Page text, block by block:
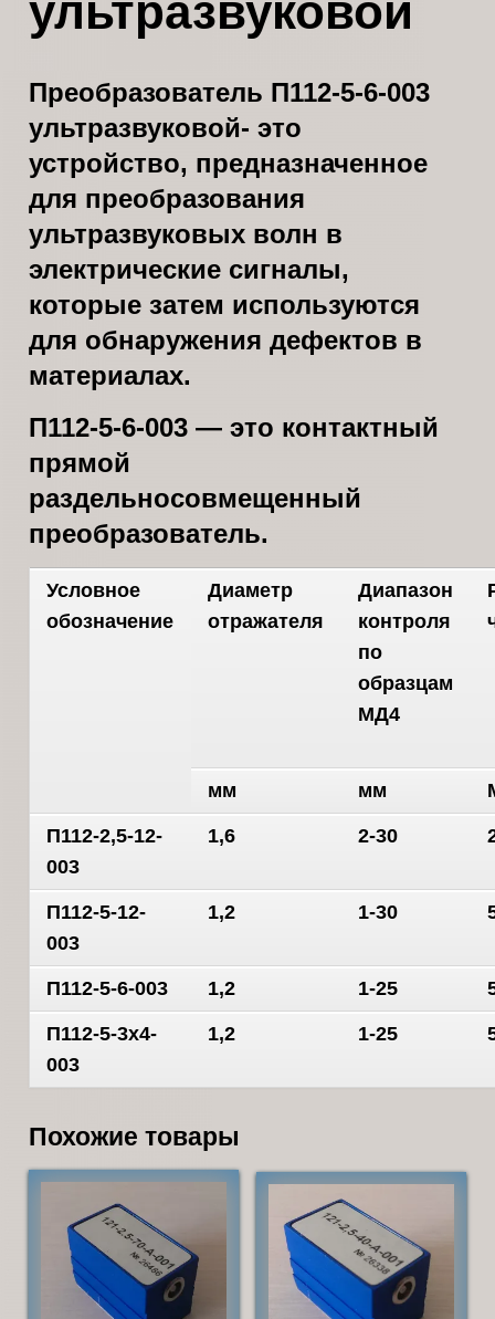
ультразвуковой
Преобразователь П112-5-6-003
ультразвуковой- это
устройство, предназначенное
для преобразования
ультразвуковых волн в
электрические сигналы,
которые затем используются
для обнаружения дефектов в
материалах.
П112-5-6-003 — это контактный
прямой
раздельносовмещенный
преобразователь.
Условное
обозначение
Диаметр
отражателя
Диапазон
контроля
по
образцам
МД4
мм мм
П112-2,5-12-
003
1,6 2-30
П112-5-12-
003
1,2 1-30
П112-5-6-003 1,2 1-25
П112-5-3х4-
003
1,2 1-25
Похожие товары